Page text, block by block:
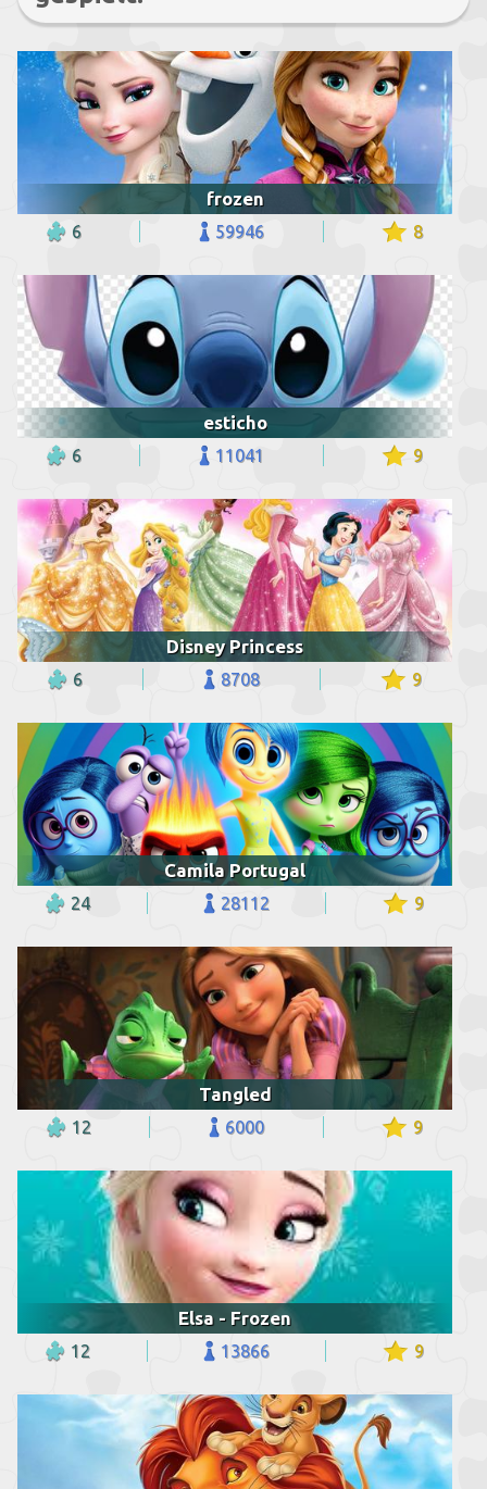
frozen
6 59946 8
esticho
6 11041 9
Disney Princess
6 8708 9
Camila Portugal
24 28112 9
Tangled
12 6000 9
Elsa - Frozen
12 13866 9